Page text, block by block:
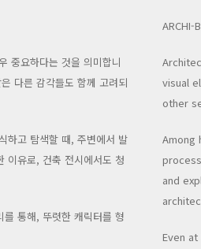
중요하다는 것을 의미합니
다른 감각들도 함께 고려되
하고 탐색할 때, 주변에서 발
이유로, 건축 전시에서도 청
통해, 뚜렷한 캐릭터를 형
visual
other
Among
and
Even